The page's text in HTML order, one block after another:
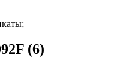
(6)